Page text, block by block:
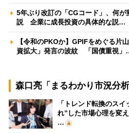
5年ぶり改訂の「CGコード」、何
説 企業に成長投資の具体的な説…
【令和のPKOか】GPIFをめぐる片
資拡大」発言の波紋 「国債重視
森口亮「まるわかり市況分析
「トレンド転換のス
れ”した市場心理を変
…